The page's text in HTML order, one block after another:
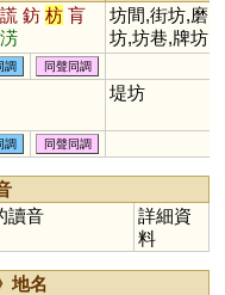
謊 鈁 枋 肓
淓
坊間,街坊,磨
坊,坊巷,牌坊,
染坊,工作坊
調 同聲同調
堤坊
調 同聲同調
讀音
詳細資
料
地名